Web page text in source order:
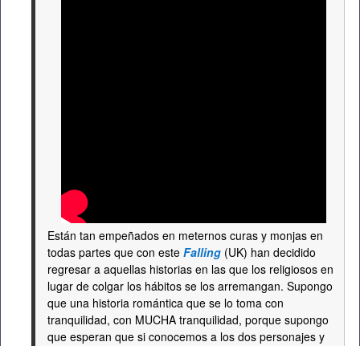
Están tan empeñados en meternos curas y monjas en
todas partes que con este Falling (UK) han decidido
regresar a aquellas historias en las que los religiosos en
lugar de colgar los hábitos se los arremangan. Supongo
que una historia romántica que se lo toma con
tranquilidad, con MUCHA tranquilidad, porque supongo
que esperan que si conocemos a los dos personajes y